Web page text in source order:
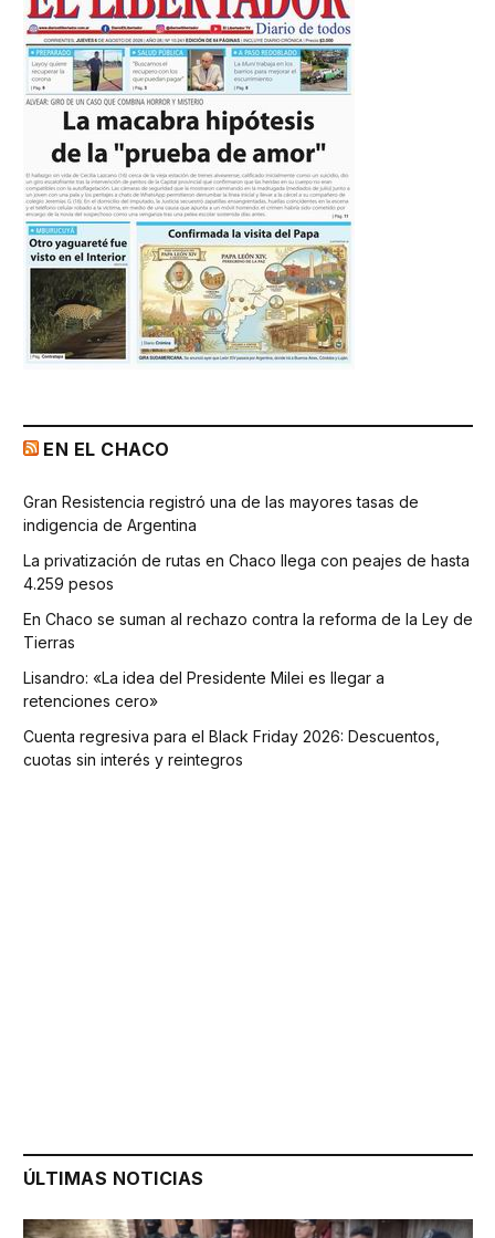
EN EL CHACO
Gran Resistencia registró una de las mayores tasas de
indigencia de Argentina
La privatización de rutas en Chaco llega con peajes de hasta
4.259 pesos
En Chaco se suman al rechazo contra la reforma de la Ley de
Tierras
Lisandro: «La idea del Presidente Milei es llegar a
retenciones cero»
Cuenta regresiva para el Black Friday 2026: Descuentos,
cuotas sin interés y reintegros
ÚLTIMAS NOTICIAS